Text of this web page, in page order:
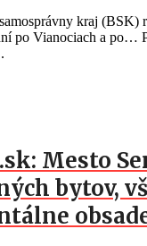
kraj (BSK)
po Vianociach a po…
Mesto
bytov,